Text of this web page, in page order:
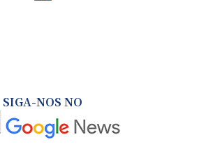
SIGA-NOS NO